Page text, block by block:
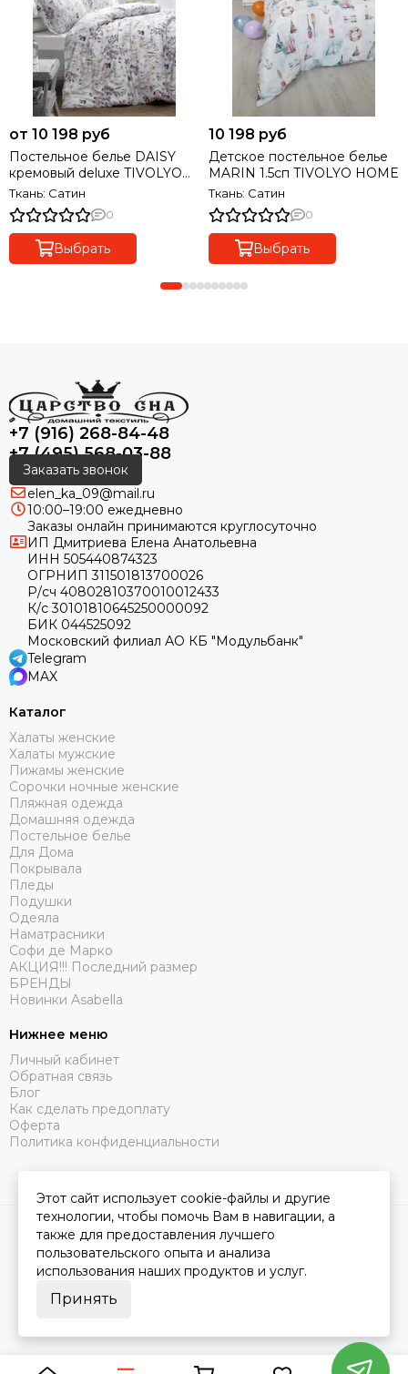
от 10 198 руб
Постельное белье DAISY
кремовый deluxe TIVOLYO
HOME Турция
Ткань: Сатин
0
Выбрать
10 198 руб
Детское постельное белье
MARIN 1.5сп TIVOLYO HOME
Ткань: Сатин
0
Выбрать
+7 (916) 268-84-48
+7 (495) 568-03-88
Заказать звонок
elen_ka_09@mail.ru
10:00–19:00 ежедневно
Заказы онлайн принимаются круглосуточно
ИП Дмитриева Елена Анатольевна
ИНН 505440874323
ОГРНИП 311501813700026
Р/сч 40802810370010012433
К/с 30101810645250000092
БИК 044525092
Московский филиал АО КБ "Модульбанк"
Telegram
MAX
Каталог
Халаты женские
Халаты мужские
Пижамы женские
Сорочки ночные женские
Пляжная одежда
Домашняя одежда
Постельное белье
Для Дома
Покрывала
Пледы
Подушки
Одеяла
Наматрасники
Софи де Марко
АКЦИЯ!!! Последний размер
БРЕНДЫ
Новинки Asabella
Нижнее меню
Личный кабинет
Обратная связь
Блог
Как сделать предоплату
Оферта
Политика конфиденциальности
2026 © Царство Сна.Карта сайта
Этот сайт использует cookie-файлы и другие
технологии, чтобы помочь Вам в навигации, а
также для предоставления лучшего
пользовательского опыта и анализа
использования наших продуктов и услуг.
Принять